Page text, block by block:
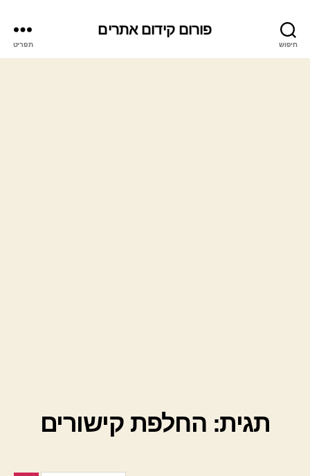
חיפוש
פורום קידום אתרים
תפריט
תגית: החלפת קישורים